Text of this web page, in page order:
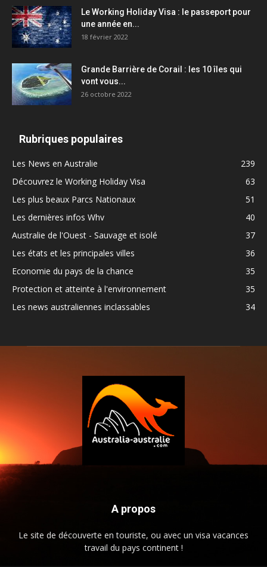
Le Working Holiday Visa : le passeport pour
une année en...
18 février 2022
Grande Barrière de Corail : les 10 îles qui
vont vous...
26 octobre 2022
Rubriques populaires
Les News en Australie
239
Découvrez le Working Holiday Visa
63
Les plus beaux Parcs Nationaux
51
Les dernières infos Whv
40
Australie de l'Ouest - Sauvage et isolé
37
Les états et les principales villes
36
Economie du pays de la chance
35
Protection et atteinte à l'environnement
35
Les news australiennes inclassables
34
A propos
Le site de découverte en touriste, ou avec un visa vacances
travail du pays continent !